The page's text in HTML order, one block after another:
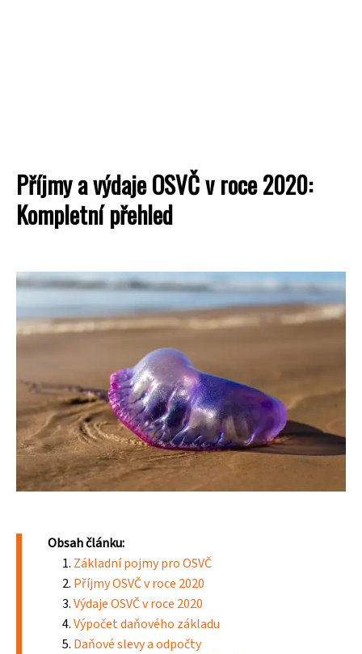
Příjmy a výdaje OSVČ v roce 2020:
Kompletní přehled
Obsah článku:
Základní pojmy pro OSVČ
Příjmy OSVČ v roce 2020
Výdaje OSVČ v roce 2020
Výpočet daňového základu
Daňové slevy a odpočty